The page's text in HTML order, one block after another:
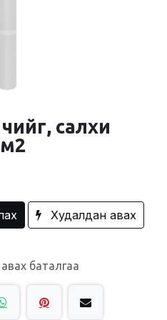
салхи
Худалдан авах
баталгаа